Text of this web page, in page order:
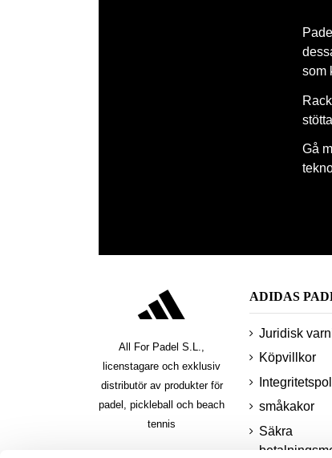
som
Gå
All For Padel S.L.,
licenstagare och exklusiv
distributör av produkter för
padel, pickleball och beach
tennis
ADIDAS
Juridisk
Köpvillkor
småkakor
Säkra